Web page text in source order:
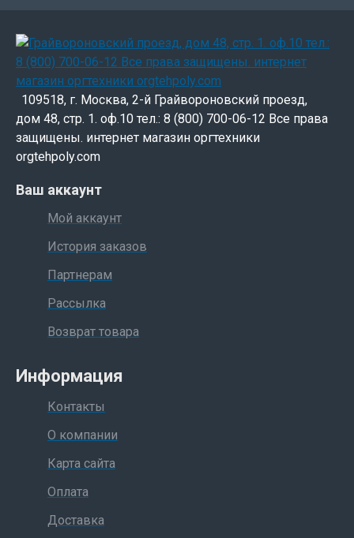
109518, г. Москва, 2-й Грайвороновский проезд,
дом 48, стр. 1. оф.10 тел.: 8 (800) 700-06-12 Все права
защищены. интернет магазин оргтехники
orgtehpoly.com
Ваш аккаунт
Мой аккаунт
История заказов
Партнерам
Рассылка
Возврат товара
Информация
Контакты
О компании
Карта сайта
Оплата
Доставка